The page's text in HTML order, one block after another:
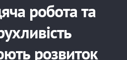
робота та
розвиток